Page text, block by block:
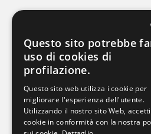
AREA
Cookies
Dati
Questo sito potrebbe
uso di cookies di
profilazione.
Questo sito web utilizza i cookie per
migliorare l'esperienza dell'utente.
Utilizzando il nostro sito Web,
cookie in conformità con la nostra